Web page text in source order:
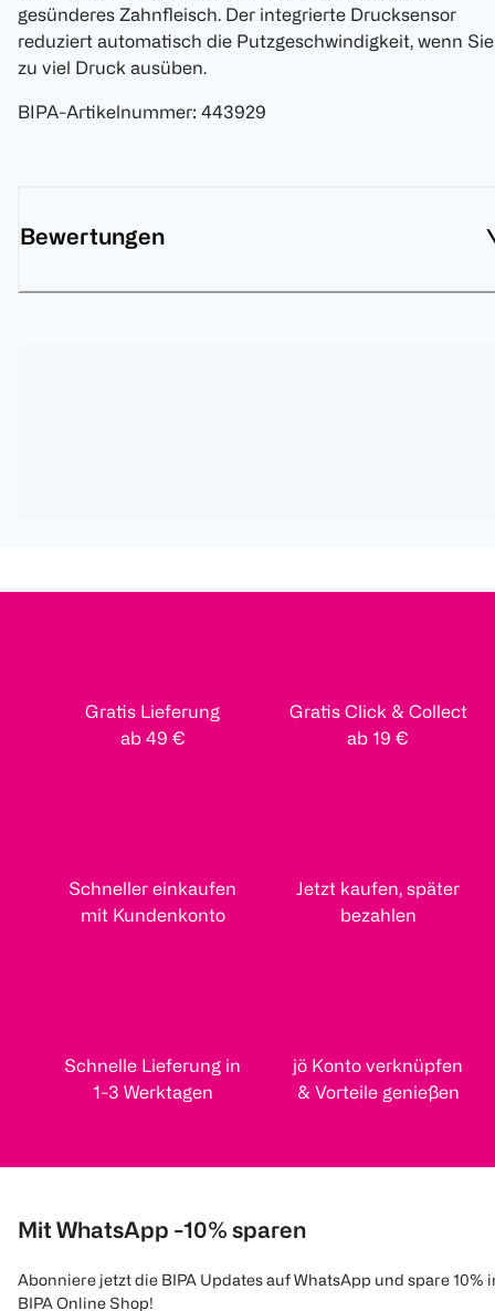
gesünderes Zahnfleisch. Der integrierte Drucksensor
reduziert automatisch die Putzgeschwindigkeit, wenn Sie
zu viel Druck ausüben.
BIPA-Artikelnummer: 443929
Bewertungen
Gratis Lieferung
ab 49 €
Gratis Click & Collect
ab 19 €
Schneller einkaufen
mit Kundenkonto
Jetzt kaufen, später
bezahlen
Schnelle Lieferung in
1-3 Werktagen
jö Konto verknüpfen
& Vorteile genießen
Mit WhatsApp -10% sparen
Abonniere jetzt die BIPA Updates auf WhatsApp und spare 10%
BIPA Online Shop!